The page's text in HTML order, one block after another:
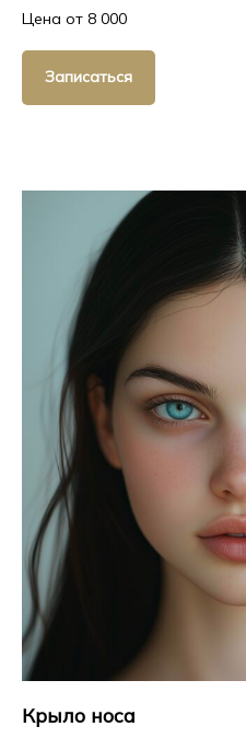
Цена от 8 000
Записаться
Крыло носа